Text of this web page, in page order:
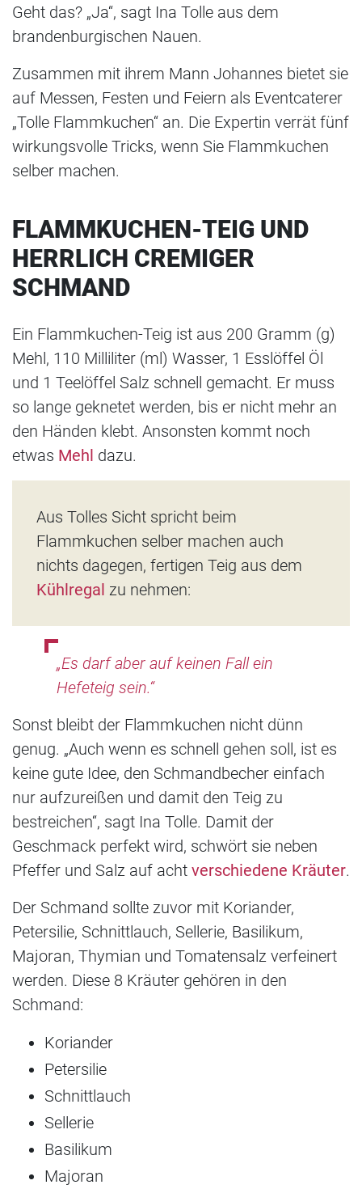
Geht das? „Ja“, sagt Ina Tolle aus dem
brandenburgischen Nauen.
Zusammen mit ihrem Mann Johannes bietet sie
auf Messen, Festen und Feiern als Eventcaterer
„Tolle Flammkuchen“ an. Die Expertin verrät fünf
wirkungsvolle Tricks, wenn Sie Flammkuchen
selber machen.
FLAMMKUCHEN-TEIG UND
HERRLICH CREMIGER
SCHMAND
Ein Flammkuchen-Teig ist aus 200 Gramm (g)
Mehl, 110 Milliliter (ml) Wasser, 1 Esslöffel Öl
und 1 Teelöffel Salz schnell gemacht. Er muss
so lange geknetet werden, bis er nicht mehr an
den Händen klebt. Ansonsten kommt noch
etwas Mehl dazu.
Aus Tolles Sicht spricht beim
Flammkuchen selber machen auch
nichts dagegen, fertigen Teig aus dem
Kühlregal zu nehmen:
„Es darf aber auf keinen Fall ein
Hefeteig sein.“
Sonst bleibt der Flammkuchen nicht dünn
genug. „Auch wenn es schnell gehen soll, ist es
keine gute Idee, den Schmandbecher einfach
nur aufzureißen und damit den Teig zu
bestreichen“, sagt Ina Tolle. Damit der
Geschmack perfekt wird, schwört sie neben
Pfeffer und Salz auf acht verschiedene Kräuter.
Der Schmand sollte zuvor mit Koriander,
Petersilie, Schnittlauch, Sellerie, Basilikum,
Majoran, Thymian und Tomatensalz verfeinert
werden. Diese 8 Kräuter gehören in den
Schmand:
Koriander
Petersilie
Schnittlauch
Sellerie
Basilikum
Majoran